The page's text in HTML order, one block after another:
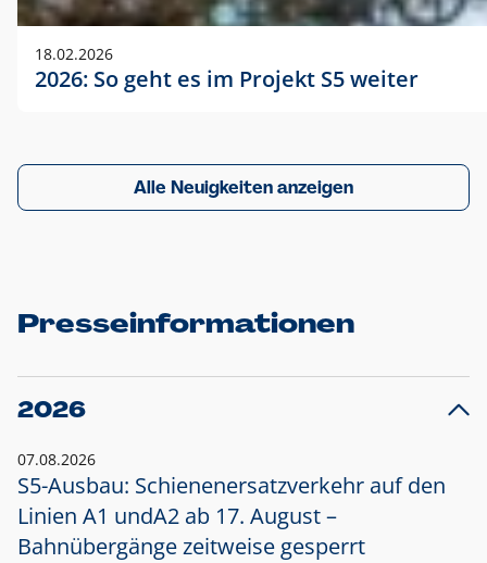
18.02.2026
2026: So geht es im Projekt S5 weiter
Alle Neuigkeiten anzeigen
Presseinformationen
2026
07.08.2026
S5-Ausbau: Schienenersatzverkehr auf den
Linien A1 undA2 ab 17. August –
Bahnübergänge zeitweise gesperrt